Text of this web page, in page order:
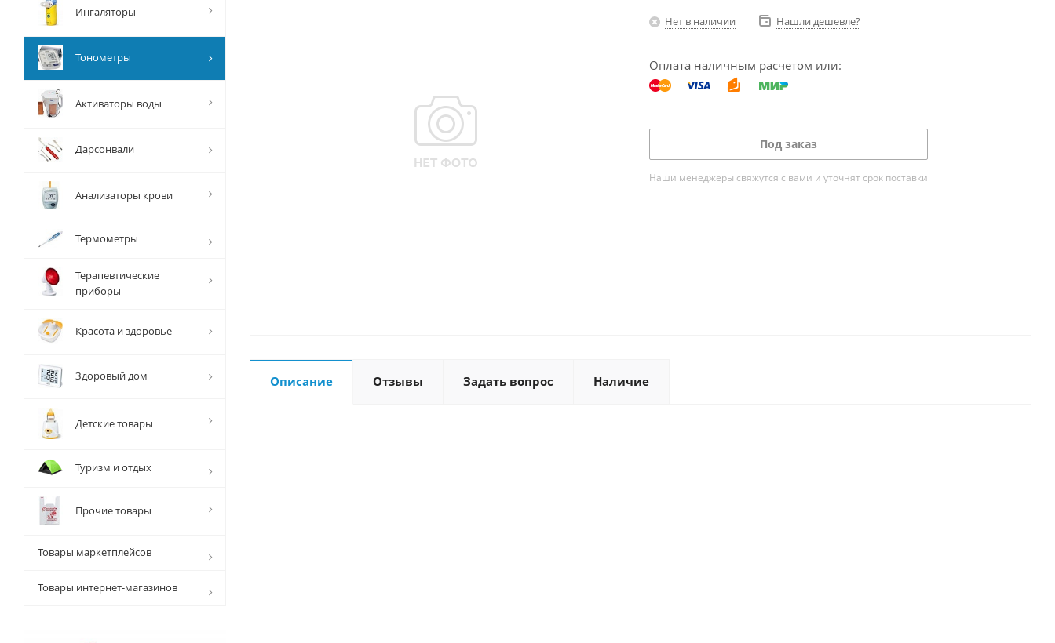
Нет в наличии Нашли дешевле?
Оплата наличным расчетом или:
Под заказ
Наши менеджеры свяжутся с вами и уточнят срок поставки
Описание Отзывы Задать вопрос Наличие
Ингаляторы
Тонометры
Активаторы воды
Дарсонвали
Анализаторы крови
Термометры
Терапевтические
приборы
Красота и здоровье
Здоровый дом
Детские товары
Туризм и отдых
Прочие товары
Товары маркетплейсов
Товары интернет-магазинов